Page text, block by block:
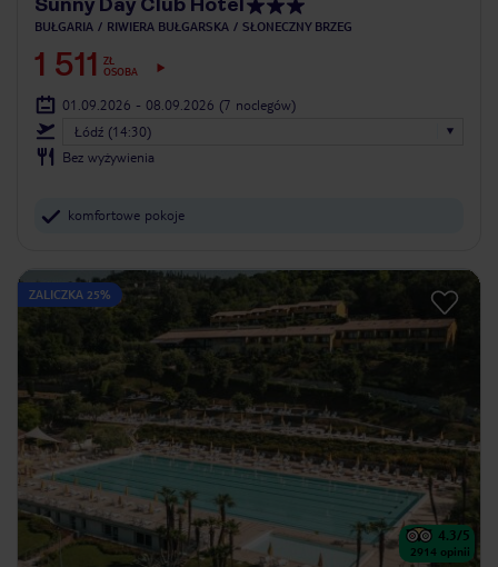
BUŁGARIA RIWIERA BUŁGARSKA SŁONECZNY BRZEG
1 511
ZŁ
OSOBA
01.09.2026 - 08.09.2026 (7 noclegów)
Łódź (14:30)
Bez wyżywienia
komfortowe pokoje
ZALICZKA 25%
4.3/5
2914 opinii